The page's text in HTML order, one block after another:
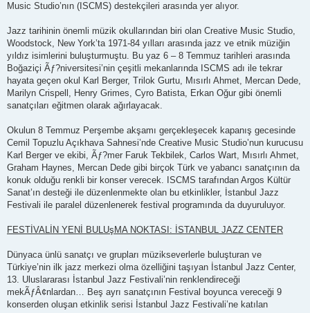
Music Studio’nın (ISCMS) destekçileri arasında yer alıyor.
Jazz tarihinin önemli müzik okullarından biri olan Creative Music Studio,
Woodstock, New York’ta 1971-84 yılları arasında jazz ve etnik müziğin
yıldız isimlerini buluşturmuştu. Bu yaz 6 – 8 Temmuz tarihleri arasında
Boğaziçi Ãƒ?niversitesi’nin çeşitli mekanlarında ISCMS adı ile tekrar
hayata geçen okul Karl Berger, Trilok Gurtu, Mısırlı Ahmet, Mercan Dede,
Marilyn Crispell, Henry Grimes, Cyro Batista, Erkan Oğur gibi önemli
sanatçıları eğitmen olarak ağırlayacak.
Okulun 8 Temmuz Perşembe akşamı gerçekleşecek kapanış gecesinde
Cemil Topuzlu Açıkhava Sahnesi’nde Creative Music Studio’nun kurucusu
Karl Berger ve ekibi, Ãƒ?mer Faruk Tekbilek, Carlos Wart, Mısırlı Ahmet,
Graham Haynes, Mercan Dede gibi birçok Türk ve yabancı sanatçının da
konuk olduğu renkli bir konser verecek. ISCMS tarafından Argos Kültür
Sanat’ın desteği ile düzenlenmekte olan bu etkinlikler, İstanbul Jazz
Festivali ile paralel düzenlenerek festival programında da duyuruluyor.
FESTİVALİN YENİ BULUşMA NOKTASI: İSTANBUL JAZZ CENTER
Dünyaca ünlü sanatçı ve grupları müzikseverlerle buluşturan ve
Türkiye’nin ilk jazz merkezi olma özelliğini taşıyan İstanbul Jazz Center,
13. Uluslararası İstanbul Jazz Festivali’nin renklendireceği
mekÃƒÂ¢nlardan… Beş ayrı sanatçının Festival boyunca vereceği 9
konserden oluşan etkinlik serisi İstanbul Jazz Festivali’ne katılan